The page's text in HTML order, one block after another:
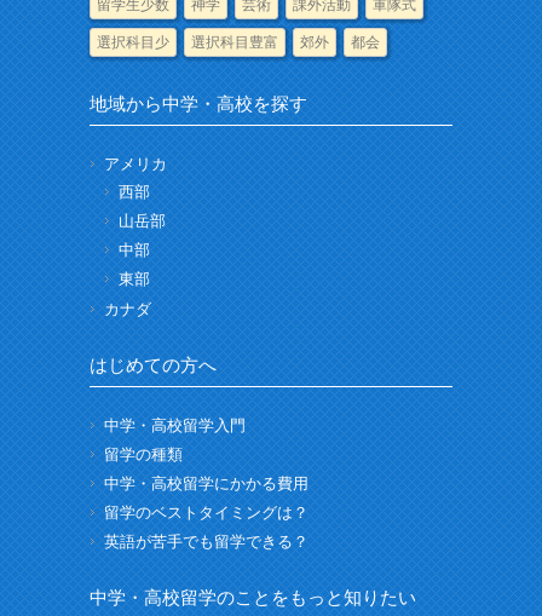
留学生少数 神学 芸術 課外活動 軍隊式
選択科目少 選択科目豊富 郊外 都会
地域から中学・高校を探す
アメリカ
西部
山岳部
中部
東部
カナダ
はじめての方へ
中学・高校留学入門
留学の種類
中学・高校留学にかかる費用
留学のベストタイミングは？
英語が苦手でも留学できる？
中学・高校留学のことをもっと知りたい